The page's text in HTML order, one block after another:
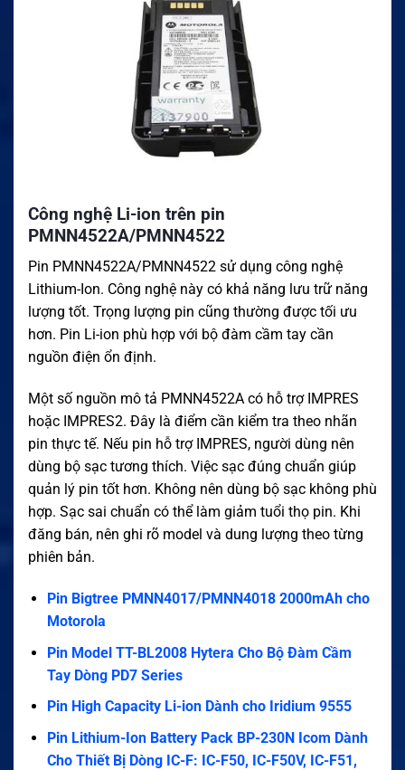
Công nghệ Li-ion trên pin
PMNN4522A/PMNN4522
Pin PMNN4522A/PMNN4522 sử dụng công nghệ
Lithium-Ion. Công nghệ này có khả năng lưu trữ năng
lượng tốt. Trọng lượng pin cũng thường được tối ưu
hơn. Pin Li-ion phù hợp với bộ đàm cầm tay cần
nguồn điện ổn định.
Một số nguồn mô tả PMNN4522A có hỗ trợ IMPRES
hoặc IMPRES2. Đây là điểm cần kiểm tra theo nhãn
pin thực tế. Nếu pin hỗ trợ IMPRES, người dùng nên
dùng bộ sạc tương thích. Việc sạc đúng chuẩn giúp
quản lý pin tốt hơn. Không nên dùng bộ sạc không phù
hợp. Sạc sai chuẩn có thể làm giảm tuổi thọ pin. Khi
đăng bán, nên ghi rõ model và dung lượng theo từng
phiên bản.
Pin Bigtree PMNN4017/PMNN4018 2000mAh cho
Motorola
Pin Model TT-BL2008 Hytera Cho Bộ Đàm Cầm
Tay Dòng PD7 Series
Pin High Capacity Li-ion Dành cho Iridium 9555
Pin Lithium-Ion Battery Pack BP-230N Icom Dành
Cho Thiết Bị Dòng IC-F: IC-F50, IC-F50V, IC-F51,